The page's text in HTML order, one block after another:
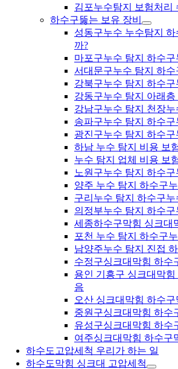
김포누수탐지 보험처리
하수구뚫는 보유 장비
성동구누수 누수탐지
까?
마포구누수 탐지 하수구
서대문구누수 탐지 하수
강북구누수 탐지 하수구
강동구누수 탐지 아래층
강남구누수 탐지 천장누
송파구누수 탐지 하수구
광진구누수 탐지 하수구
하남 누수 탐지 비용 보
누수 탐지 업체 비용 보
노원구누수 탐지 하수구
양주 누수 탐지 하수구
구리누수 탐지 하수구누
의정부누수 탐지 하수구
세종하수구막힘 싱크대
포천 누수 탐지 하수구
남양주누수 탐지 진접
수정구싱크대막힘 하수
용인 기흥구 싱크대막
음
오산 싱크대막힘 하수
중원구싱크대막힘 하수
유성구싱크대막힘 하수
여주싱크대막힘 하수구
하수도고압세척 우리가 하는 일
하수도막힘 싱크대 고압세척